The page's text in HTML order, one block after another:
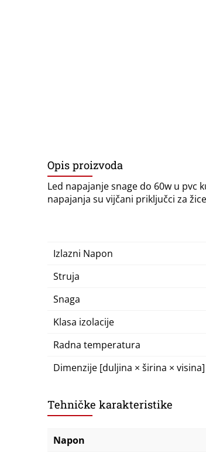
Opis proizvoda
Led napajanje snage do 60w u
napajanja su vijčani priključci za
Izlazni Napon
Struja
Snaga
Klasa izolacije
Radna temperatura
Dimenzije [duljina × širina × visina]
Tehničke karakteristike
Napon